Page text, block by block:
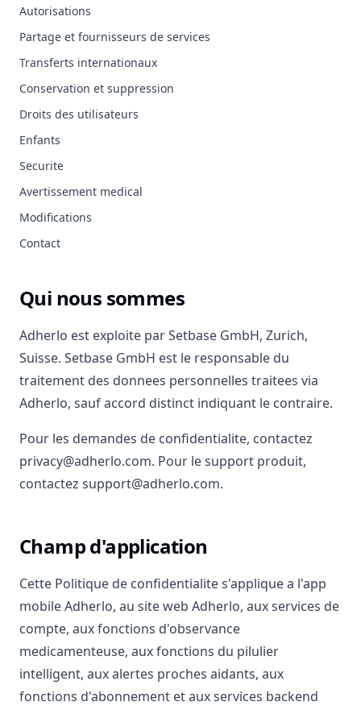
Autorisations
Partage et fournisseurs de services
Transferts internationaux
Conservation et suppression
Droits des utilisateurs
Enfants
Securite
Avertissement medical
Modifications
Contact
Qui nous sommes
Adherlo est exploite par Setbase GmbH, Zurich,
Suisse. Setbase GmbH est le responsable du
traitement des donnees personnelles traitees via
Adherlo, sauf accord distinct indiquant le contraire.
Pour les demandes de confidentialite, contactez
privacy@adherlo.com. Pour le support produit,
contactez support@adherlo.com.
Champ d'application
Cette Politique de confidentialite s'applique a l'app
mobile Adherlo, au site web Adherlo, aux services de
compte, aux fonctions d'observance
medicamenteuse, aux fonctions du pilulier
intelligent, aux alertes proches aidants, aux
fonctions d'abonnement et aux services backend